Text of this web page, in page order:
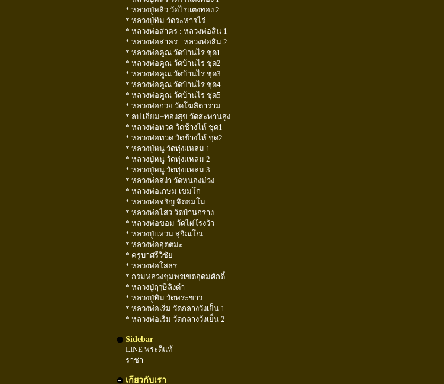
* หลวงปู่หลิว วัดไร่แตงทอง 2
* หลวงปู่ทิม วัดระหารไร่
* หลวงพ่อสาคร : หลวงพ่อสิน 1
* หลวงพ่อสาคร : หลวงพ่อสิน 2
* หลวงพ่อคูณ วัดบ้านไร่ ชุด1
* หลวงพ่อคูณ วัดบ้านไร่ ชุด2
* หลวงพ่อคูณ วัดบ้านไร่ ชุด3
* หลวงพ่อคูณ วัดบ้านไร่ ชุด4
* หลวงพ่อคูณ วัดบ้านไร่ ชุด5
* หลวงพ่อกวย วัดโฆสิตาราม
* ลป.เอี่ยม+ทองสุข วัดสะพานสูง
* หลวงพ่อทวด วัดช้างไห้ ชุด1
* หลวงพ่อทวด วัดช้างไห้ ชุด2
* หลวงปู่หนู วัดทุ่งแหลม 1
* หลวงปู่หนู วัดทุ่งแหลม 2
* หลวงปู่หนู วัดทุ่งแหลม 3
* หลวงพ่อสง่า วัดหนองม่วง
* หลวงพ่อเกษม เขมโก
* หลวงพ่อจรัญ จิตธมโม
* หลวงพ่อไสว วัดบ้านกร่าง
* หลวงพ่อขอม วัดไผ่โรงวัว
* หลวงปู่แหวน สุจิณโณ
* หลวงพ่ออุตตมะ
* ครูบาศรีวิชัย
* หลวงพ่อโสธร
* กรมหลวงชุมพรเขตอุดมศักดิ์
* หลวงปู่ฤๅษีลิงดำ
* หลวงปู่ทิม วัดพระขาว
* หลวงพ่อเริ่ม วัดกลางวังเย็น 1
* หลวงพ่อเริ่ม วัดกลางวังเย็น 2
Sidebar
LINE พระดีแท้
ราชา
เกี่ยวกับเรา